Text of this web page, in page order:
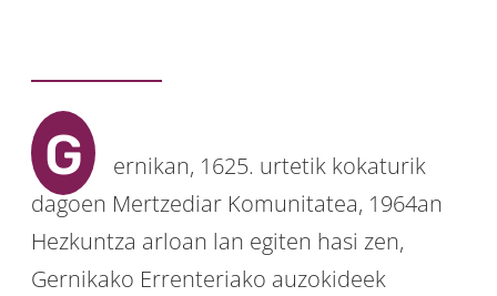
G
ernikan, 1625. urtetik kokaturik
dagoen Mertzediar Komunitatea, 1964an
Hezkuntza arloan lan egiten hasi zen,
Gernikako Errenteriako auzokideek